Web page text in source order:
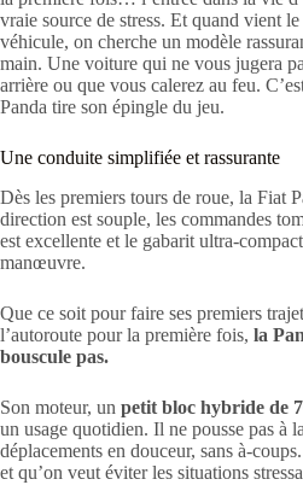
vraie source de stress. Et quand vient
véhicule, on cherche un modèle
main. Une voiture qui ne vous jugera
arrière ou que vous calerez au feu.
Panda tire son épingle du jeu.
Une conduite simplifiée et rassurante
Dès les premiers tours de roue, la Fiat
direction est souple, les commandes
est excellente et le gabarit ultra-
manœuvre.
Que ce soit pour faire ses premiers
l’autoroute pour la première fois, la
bouscule pas.
Son moteur, un petit bloc hybride de
un usage quotidien. Il ne pousse pas à
déplacements en douceur, sans à-
et qu’on veut éviter les situations